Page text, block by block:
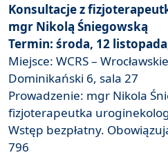
Konsultacje z
mgr Nikolą Śniegowską
Termin: środa, 12
Miejsce: WCRS –
Dominikański 6, sala 27
Prowadzenie: mgr Nikola
fizjoterapeutka
Wstęp bezpłatny.
796